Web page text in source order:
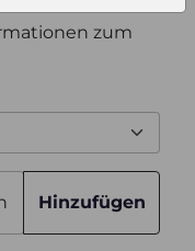
zum
Hinzufügen